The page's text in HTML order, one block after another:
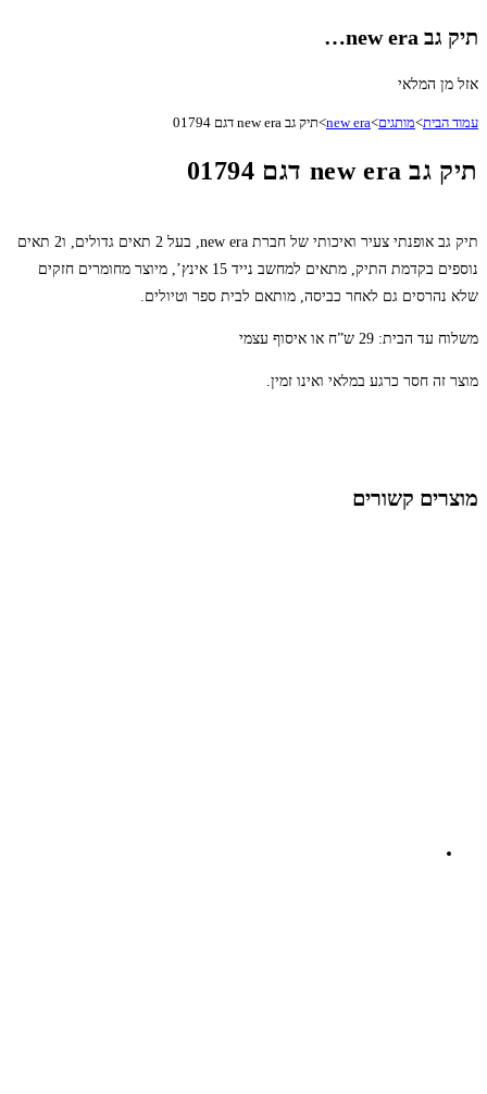
תיק גב new era…
אזל מן המלאי
עמוד הבית>מותגים>
new era
>תיק גב new era דגם 01794
תיק גב new era דגם 01794
תיק גב אופנתי צעיר ואיכותי של חברת new era, בעל 2 תאים גדולים, ו2 תאים
נוספים בקדמת התיק, מתאים למחשב נייד 15 אינץ’, מיוצר מחומרים חזקים
שלא נהרסים גם לאחר כביסה, מותאם לבית ספר וטיולים.
משלוח עד הבית: 29 ש”ח או איסוף עצמי
מוצר זה חסר כרגע במלאי ואינו זמין.
מוצרים קשורים